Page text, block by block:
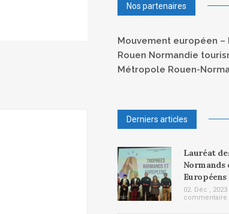
Nos partenaires
Mouvement européen –
Rouen Normandie
Métropole Rouen-
Derniers articles
Lauréat
Normands
Européens
02. Déc , 2023
commentaire